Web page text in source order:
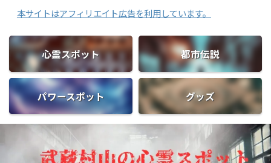
アフィリエイト広告を利用しています。
心霊スポット 都市伝説
パワースポット グッズ